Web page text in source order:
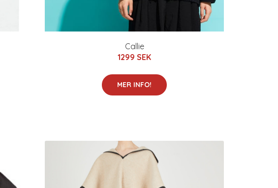
Callie
1299 SEK
MER INFO!